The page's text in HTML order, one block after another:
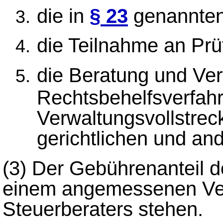
die in § 23
die Teilnahme an
die Beratung und
gerichtlichen und
(3) Der Gebührenanteil
einem angemessenen
Steuerberaters stehen.